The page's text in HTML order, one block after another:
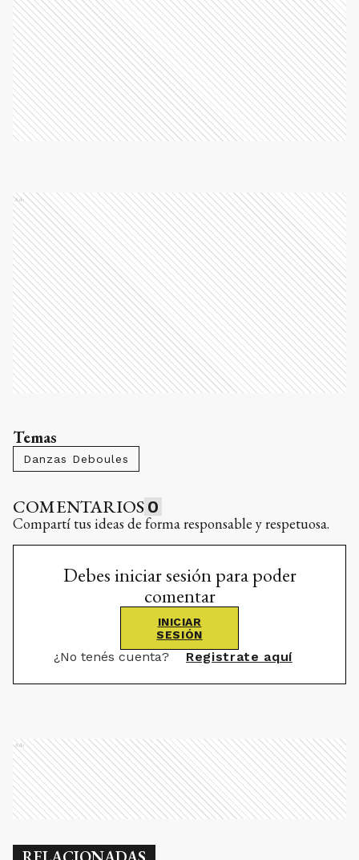
Ads
Temas
Danzas Deboules
COMENTARIOS 0
Compartí tus ideas de forma responsable y respetuosa.
Debes iniciar sesión para poder
comentar
INICIAR
SESIÓN
¿No tenés cuenta? Registrate aquí
Ads